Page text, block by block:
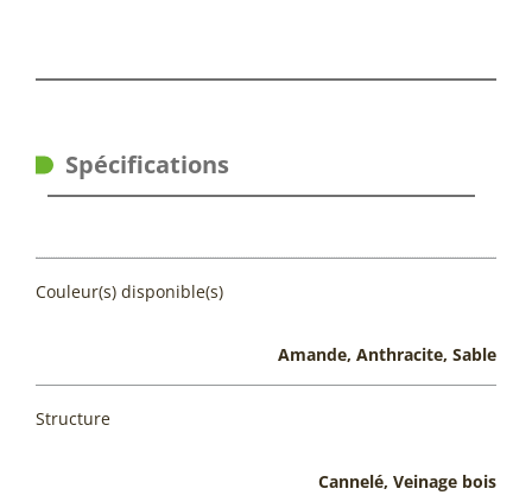
Spécifications
Couleur(s) disponible(s)
Amande, Anthracite, Sable
Structure
Cannelé, Veinage bois